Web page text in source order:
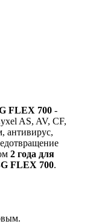
FLEX 700 -
AS, AV, CF,
антивирус,
2 года для
FLEX 700.